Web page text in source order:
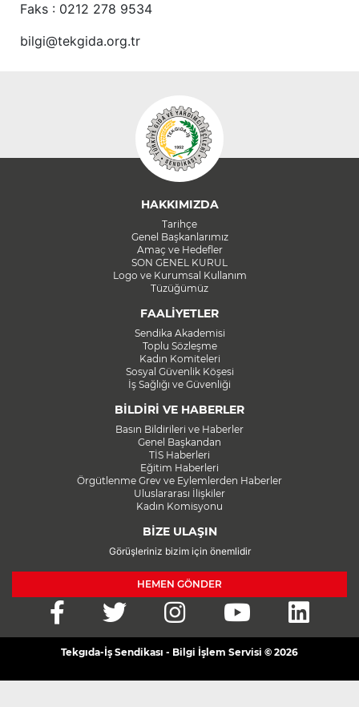
Faks : 0212 278 9534
bilgi@tekgida.org.tr
HAKKIMIZDA
Tarihçe
Genel Başkanlarımız
Amaç ve Hedefler
SON GENEL KURUL
Logo ve Kurumsal Kullanım
Tüzüğümüz
FAALİYETLER
Sendika Akademisi
Toplu Sözleşme
Kadın Komiteleri
Sosyal Güvenlik Köşesi
İş Sağlığı ve Güvenliği
BİLDİRİ VE HABERLER
Basın Bildirileri ve Haberler
Genel Başkandan
TİS Haberleri
Eğitim Haberleri
Örgütlenme Grev ve Eylemlerden Haberler
Uluslararası İlişkiler
Kadın Komisyonu
BİZE ULAŞIN
Görüşleriniz bizim için önemlidir
HEMEN GÖNDER
Tekgıda-İş Sendikası - Bilgi İşlem Servisi © 2026